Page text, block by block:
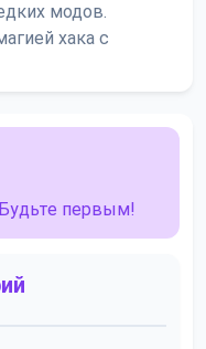
модов.
хака с
первым!